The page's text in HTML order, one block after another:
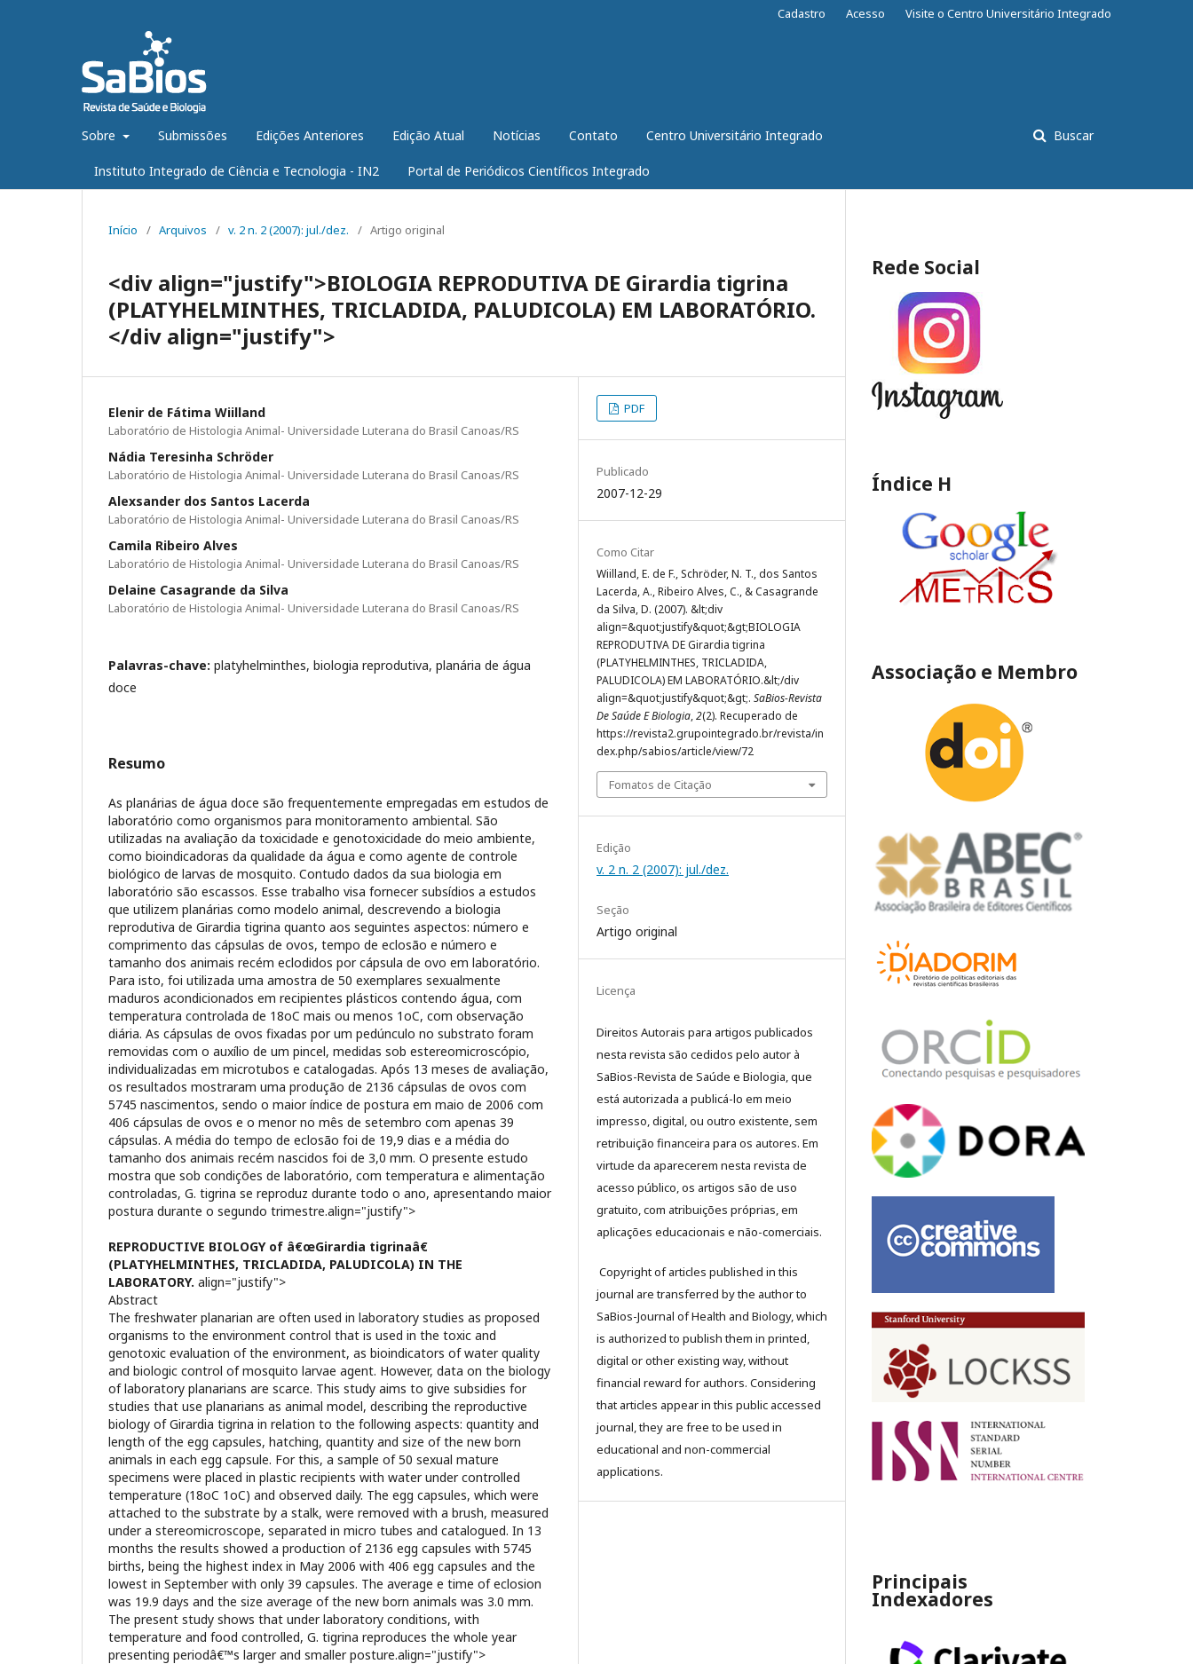
Sobre Submissões Edições Anteriores Edição Atual Notícias Contato Centro Universitário Integrado
Instituto Integrado de Ciência e Tecnologia - IN2 Portal de Periódicos Científicos Integrado
Buscar
Cadastro Acesso Visite o Centro Universitário Integrado
Início / Arquivos / v. 2 n. 2 (2007): jul./dez. / Artigo original
<div align="justify">BIOLOGIA REPRODUTIVA DE Girardia tigrina
(PLATYHELMINTHES, TRICLADIDA, PALUDICOLA) EM LABORATÓRIO.
</div align="justify">
Elenir de Fátima Wiilland
Laboratório de Histologia Animal- Universidade Luterana do Brasil Canoas/RS
Nádia Teresinha Schröder
Laboratório de Histologia Animal- Universidade Luterana do Brasil Canoas/RS
Alexsander dos Santos Lacerda
Laboratório de Histologia Animal- Universidade Luterana do Brasil Canoas/RS
Camila Ribeiro Alves
Laboratório de Histologia Animal- Universidade Luterana do Brasil Canoas/RS
Delaine Casagrande da Silva
Laboratório de Histologia Animal- Universidade Luterana do Brasil Canoas/RS
Palavras-chave: platyhelminthes, biologia reprodutiva, planária de água
doce
Resumo
As planárias de água doce são frequentemente empregadas em estudos de
laboratório como organismos para monitoramento ambiental. São
utilizadas na avaliação da toxicidade e genotoxicidade do meio ambiente,
como bioindicadoras da qualidade da água e como agente de controle
biológico de larvas de mosquito. Contudo dados da sua biologia em
laboratório são escassos. Esse trabalho visa fornecer subsídios a estudos
que utilizem planárias como modelo animal, descrevendo a biologia
reprodutiva de Girardia tigrina quanto aos seguintes aspectos: número e
comprimento das cápsulas de ovos, tempo de eclosão e número e
tamanho dos animais recém eclodidos por cápsula de ovo em laboratório.
Para isto, foi utilizada uma amostra de 50 exemplares sexualmente
maduros acondicionados em recipientes plásticos contendo água, com
temperatura controlada de 18oC mais ou menos 1oC, com observação
diária. As cápsulas de ovos fixadas por um pedúnculo no substrato foram
removidas com o auxí­lio de um pincel, medidas sob estereomicroscópio,
individualizadas em microtubos e catalogadas. Após 13 meses de avaliação,
os resultados mostraram uma produção de 2136 cápsulas de ovos com
5745 nascimentos, sendo o maior índice de postura em maio de 2006 com
406 cápsulas de ovos e o menor no mês de setembro com apenas 39
cápsulas. A média do tempo de eclosão foi de 19,9 dias e a média do
tamanho dos animais recém nascidos foi de 3,0 mm. O presente estudo
mostra que sob condições de laboratório, com temperatura e alimentação
controladas, G. tigrina se reproduz durante todo o ano, apresentando maior
postura durante o segundo trimestre.align="justify">
REPRODUCTIVE BIOLOGY of â€œGirardia tigrinaâ€
(PLATYHELMINTHES, TRICLADIDA, PALUDICOLA) IN THE
LABORATORY. align="justify">
Abstract
The freshwater planarian are often used in laboratory studies as proposed
organisms to the environment control that is used in the toxic and
genotoxic evaluation of the environment, as bioindicators of water quality
and biologic control of mosquito larvae agent. However, data on the biology
of laboratory planarians are scarce. This study aims to give subsidies for
studies that use planarians as animal model, describing the reproductive
biology of Girardia tigrina in relation to the following aspects: quantity and
length of the egg capsules, hatching, quantity and size of the new born
animals in each egg capsule. For this, a sample of 50 sexual mature
specimens were placed in plastic recipients with water under controlled
temperature (18oC 1oC) and observed daily. The egg capsules, which were
attached to the substrate by a stalk, were removed with a brush, measured
under a stereomicroscope, separated in micro tubes and catalogued. In 13
months the results showed a production of 2136 egg capsules with 5745
births, being the highest index in May 2006 with 406 egg capsules and the
lowest in September with only 39 capsules. The average e time of eclosion
was 19.9 days and the size average of the new born animals was 3.0 mm.
The present study shows that under laboratory conditions, with
temperature and food controlled, G. tigrina reproduces the whole year
presenting periodâ€™s larger and smaller posture.align="justify">
PDF
Publicado
2007-12-29
Como Citar
Wiilland, E. de F., Schröder, N. T., dos Santos
Lacerda, A., Ribeiro Alves, C., & Casagrande
da Silva, D. (2007). &lt;div
align=&quot;justify&quot;&gt;BIOLOGIA
REPRODUTIVA DE Girardia tigrina
(PLATYHELMINTHES, TRICLADIDA,
PALUDICOLA) EM LABORATÓRIO.&lt;/div
align=&quot;justify&quot;&gt;. SaBios-Revista
De Saúde E Biologia,2(2). Recuperado de
https://revista2.grupointegrado.br/revista/in
dex.php/sabios/article/view/72
Fomatos de Citação
Edição
v. 2 n. 2 (2007): jul./dez.
Seção
Artigo original
Licença
Direitos Autorais para artigos publicados
nesta revista são cedidos pelo autor à
SaBios-Revista de Saúde e Biologia, que
está autorizada a publicá-lo em meio
impresso, digital, ou outro existente, sem
retribuição financeira para os autores. Em
virtude da aparecerem nesta revista de
acesso público, os artigos são de uso
gratuito, com atribuições próprias, em
aplicações educacionais e não-comerciais.
Copyright of articles published in this
journal are transferred by the author to
SaBios-Journal of Health and Biology, which
is authorized to publish them in printed,
digital or other existing way, without
financial reward for authors. Considering
that articles appear in this public accessed
journal, they are free to be used in
educational and non-commercial
applications.
Rede Social
Índice H
Associação e Membro
Principais
Indexadores